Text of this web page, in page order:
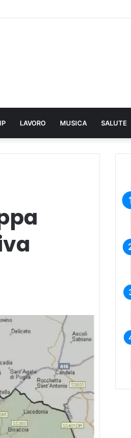
LAVORO MUSICA SALUTE